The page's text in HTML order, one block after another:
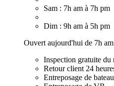
Sam : 7h am à 7h pm
Dim : 9h am à 5h pm
Ouvert aujourd'hui de 7h
Inspection gratuite du
Retour client 24
Entreposage de bateau